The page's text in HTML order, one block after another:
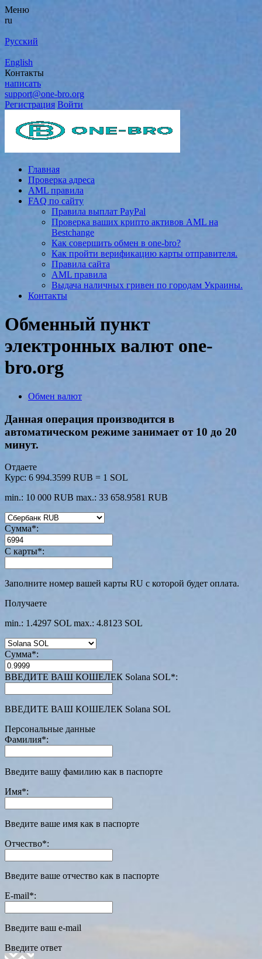
Меню
ru
Русский
English
Контакты
написать
support@one-bro.org
Регистрация Войти
Главная
Проверка адреса
AML правила
FAQ по сайту
Правила выплат PayPal
Проверка ваших крипто активов AML на
Bestchange
Как совершить обмен в one-bro?
Как пройти верификацию карты отправителя.
Правила сайта
AML правила
Выдача наличных гривен по городам Украины.
Контакты
Обменный пункт
электронных валют one-
bro.org
Обмен валют
Данная операция производится в
автоматическом режиме занимает от 10 до 20
минут.
Отдаете
Курс: 6 994.3599 RUB = 1 SOL
min.: 10 000 RUB max.: 33 658.9581 RUB
Сумма*:
С карты*:
Заполните номер вашей карты RU с которой будет оплата.
Получаете
min.: 1.4297 SOL max.: 4.8123 SOL
Сумма*:
ВВЕДИТЕ ВАШ КОШЕЛЕК Solana SOL*:
ВВЕДИТЕ ВАШ КОШЕЛЕК Solana SOL
Персональные данные
Фамилия*:
Введите вашу фамилию как в паспорте
Имя*:
Введите ваше имя как в паспорте
Отчество*:
Введите ваше отчество как в паспорте
E-mail*:
Введите ваш e-mail
Введите ответ